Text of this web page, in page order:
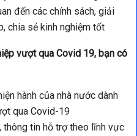
đến các chính sách, giải
chia sẻ kinh nghiệm tốt
vượt qua Covid 19, bạn có
hành của nhà nước dành
qua Covid-19
thông tin hỗ trợ theo lĩnh vực